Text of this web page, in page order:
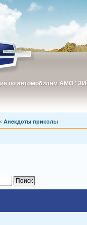
по автомобилям АМО
по автомобилям АМО
‹ Анекдоты приколы